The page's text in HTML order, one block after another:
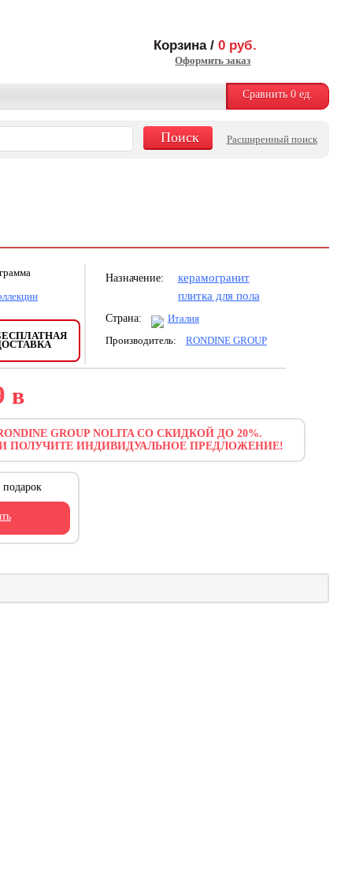
Корзина /0 руб.
Оформить заказ
Сравнить 0ед.
Расширенный поиск
Назначение:
керамогранит
плитка для пола
Страна:
Италия
Производитель:
RONDINE GROUP
в
GROUP NOLITA СО СКИДКОЙ ДО 20%.
ПОЛУЧИТЕ ИНДИВИДУАЛЬНОЕ ПРЕДЛОЖЕНИЕ!